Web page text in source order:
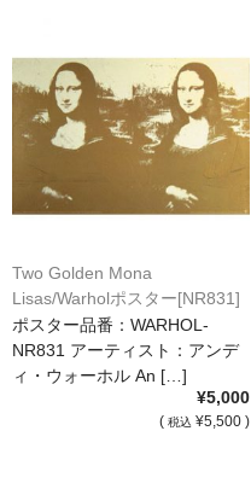
額装参考作品
ショップ
Two Golden Mona
Lisas/Warholポスター[NR831]
ポスター品番：WARHOL-
NR831 アーティスト：アンデ
ィ・ウォーホル An […]
¥5,000
( 税込 ¥5,500 )